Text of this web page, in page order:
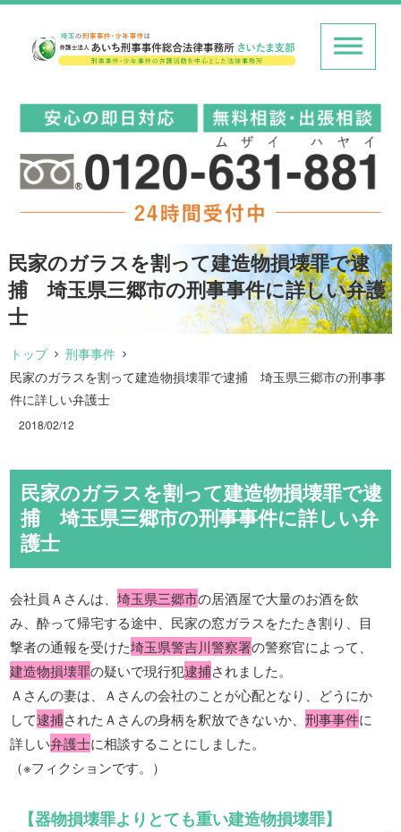
民家のガラスを割って建造物損壊罪で逮
捕 埼玉県三郷市の刑事事件に詳しい弁護
士
トップ
刑事事件
民家のガラスを割って建造物損壊罪で逮捕 埼玉県三郷市の刑事事
件に詳しい弁護士
2018/02/12
民家のガラスを割って建造物損壊罪で逮
捕 埼玉県三郷市の刑事事件に詳しい弁
護士
会社員Ａさんは、埼玉県三郷市の居酒屋で大量のお酒を飲
み、酔って帰宅する途中、民家の窓ガラスをたたき割り、目
撃者の通報を受けた埼玉県警吉川警察署の警察官によって、
建造物損壊罪の疑いで現行犯逮捕されました。
Ａさんの妻は、Ａさんの会社のことが心配となり、どうにか
して逮捕されたＡさんの身柄を釈放できないか、刑事事件に
詳しい弁護士に相談することにしました。
（※フィクションです。）
【器物損壊罪よりとても重い建造物損壊罪】